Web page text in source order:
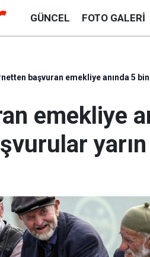
GÜNCEL FOTO GALERI
başvuran emekliye anında 5
emekliye
yarın